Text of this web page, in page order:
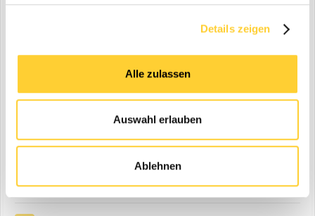
Details zeigen
Alle zulassen
Auswahl erlauben
Ablehnen